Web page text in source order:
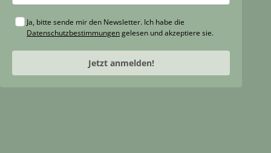
Ja, bitte sende mir den Newsletter. Ich habe die
Datenschutzbestimmungengelesen und akzeptiere sie.
Jetzt anmelden!